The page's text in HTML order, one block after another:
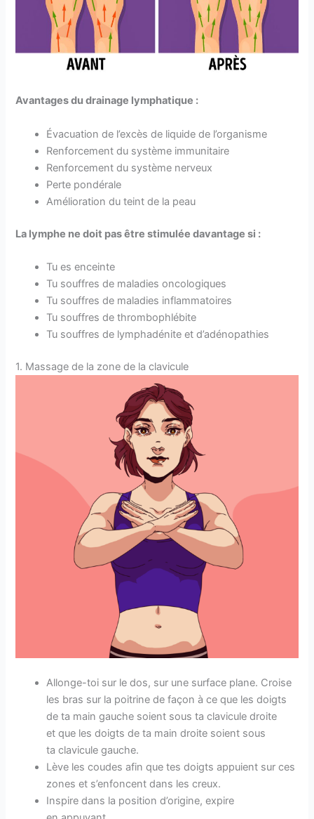
Avantages du drainage lymphatique :
Évacuation de l’excès de liquide de l’organisme
Renforcement du système immunitaire
Renforcement du système nerveux
Perte pondérale
Amélioration du teint de la peau
La lymphe ne doit pas être stimulée davantage si :
Tu es enceinte
Tu souffres de maladies oncologiques
Tu souffres de maladies inflammatoires
Tu souffres de thrombophlébite
Tu souffres de lymphadénite et d’adénopathies
1. Massage de la zone de la clavicule
Allonge-toi sur le dos, sur une surface plane. Croise
les bras sur la poitrine de façon à ce que les doigts
de ta main gauche soient sous ta clavicule droite
et que les doigts de ta main droite soient sous
ta clavicule gauche.
Lève les coudes afin que tes doigts appuient sur ces
zones et s’enfoncent dans les creux.
Inspire dans la position d’origine, expire